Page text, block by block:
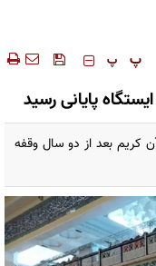
‍‍‍ پ پ
پایانی رسید
کریم بعد از دو سال وقفه